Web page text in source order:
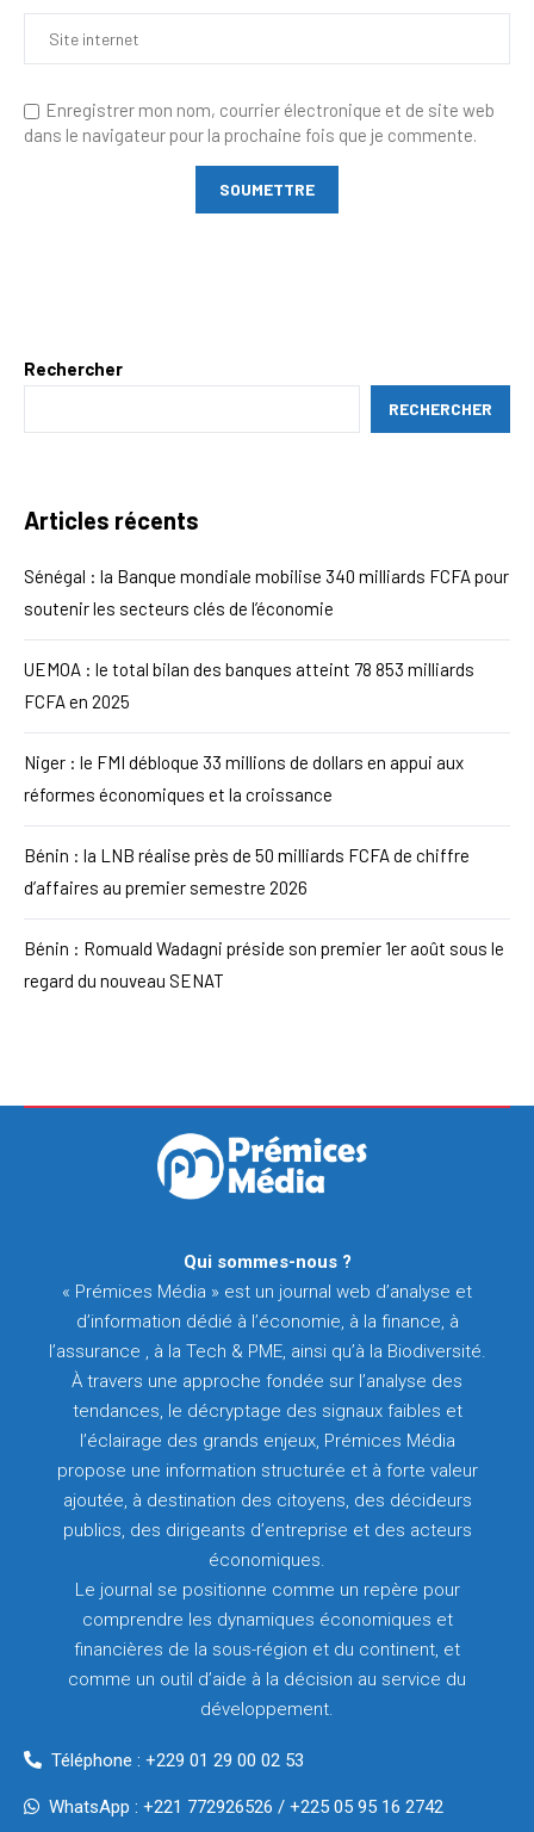
Enregistrer mon nom, courrier électronique et de site web
dans le navigateur pour la prochaine fois que je commente.
Rechercher
RECHERCHER
Articles récents
Sénégal : la Banque mondiale mobilise 340 milliards FCFA pour
soutenir les secteurs clés de l’économie
UEMOA : le total bilan des banques atteint 78 853 milliards
FCFA en 2025
Niger : le FMI débloque 33 millions de dollars en appui aux
réformes économiques et la croissance
Bénin : la LNB réalise près de 50 milliards FCFA de chiffre
d’affaires au premier semestre 2026
Bénin : Romuald Wadagni préside son premier 1er août sous le
regard du nouveau SENAT
Qui sommes-nous ?
« Prémices Média » est un journal web d’analyse et
d’information dédié à l’économie, à la finance, à
l’assurance , à la Tech & PME, ainsi qu’à la Biodiversité.
À travers une approche fondée sur l’analyse des
tendances, le décryptage des signaux faibles et
l’éclairage des grands enjeux, Prémices Média
propose une information structurée et à forte valeur
ajoutée, à destination des citoyens, des décideurs
publics, des dirigeants d’entreprise et des acteurs
économiques.
Le journal se positionne comme un repère pour
comprendre les dynamiques économiques et
financières de la sous-région et du continent, et
comme un outil d’aide à la décision au service du
développement.
Téléphone : +229 01 29 00 02 53
WhatsApp : +221 772926526 / +225 05 95 16 2742